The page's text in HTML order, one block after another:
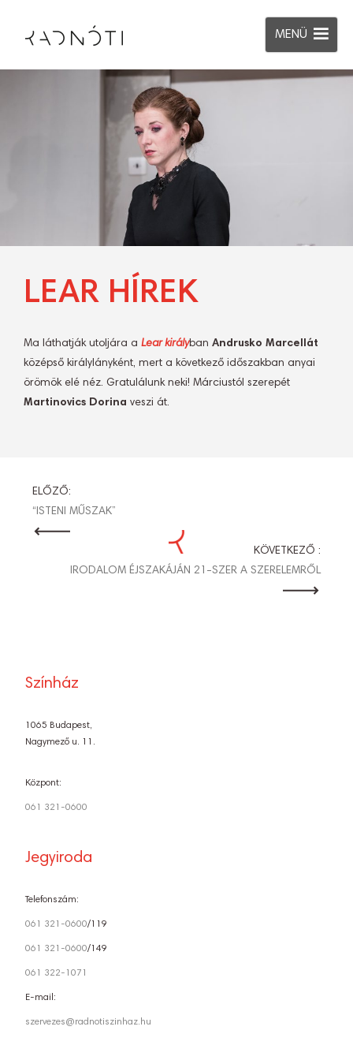
MENÜ
LEAR HÍREK
Ma láthatják utoljára a Lear királyban Andrusko Marcellát
középső királylányként, mert a következő időszakban anyai
örömök elé néz. Gratulálunk neki! Márciustól szerepét
Martinovics Dorina veszi át.
BEJEGYZÉS
NAVIGÁCIÓ
ELŐZŐ:
“ISTENI MŰSZAK”
KÖVETKEZŐ :
IRODALOM ÉJSZAKÁJÁN 21-SZER A SZERELEMRŐL
Színház
1065 Budapest,
Nagymező u. 11.
Központ:
061 321-0600
Jegyiroda
Telefonszám:
061 321-0600/119
061 321-0600/149
061 322-1071
E-mail:
szervezes@radnotiszinhaz.hu